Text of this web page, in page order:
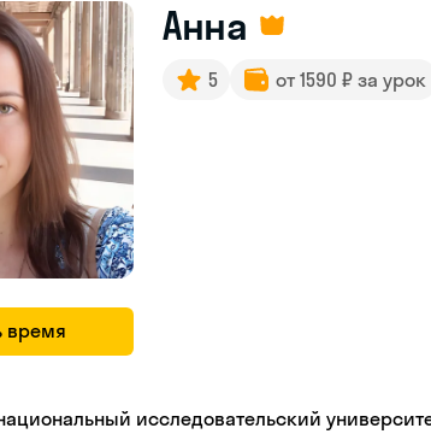
время
Анна
5 от 1590 ₽ за урок
исследовательский